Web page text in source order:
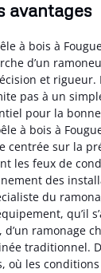
avantages
à bois à
d’un
et rigueur.
pas à un
pour la
à bois à
centrée sur la
les feux de
des
du
qu’il
ramonage
traditionnel.
où les